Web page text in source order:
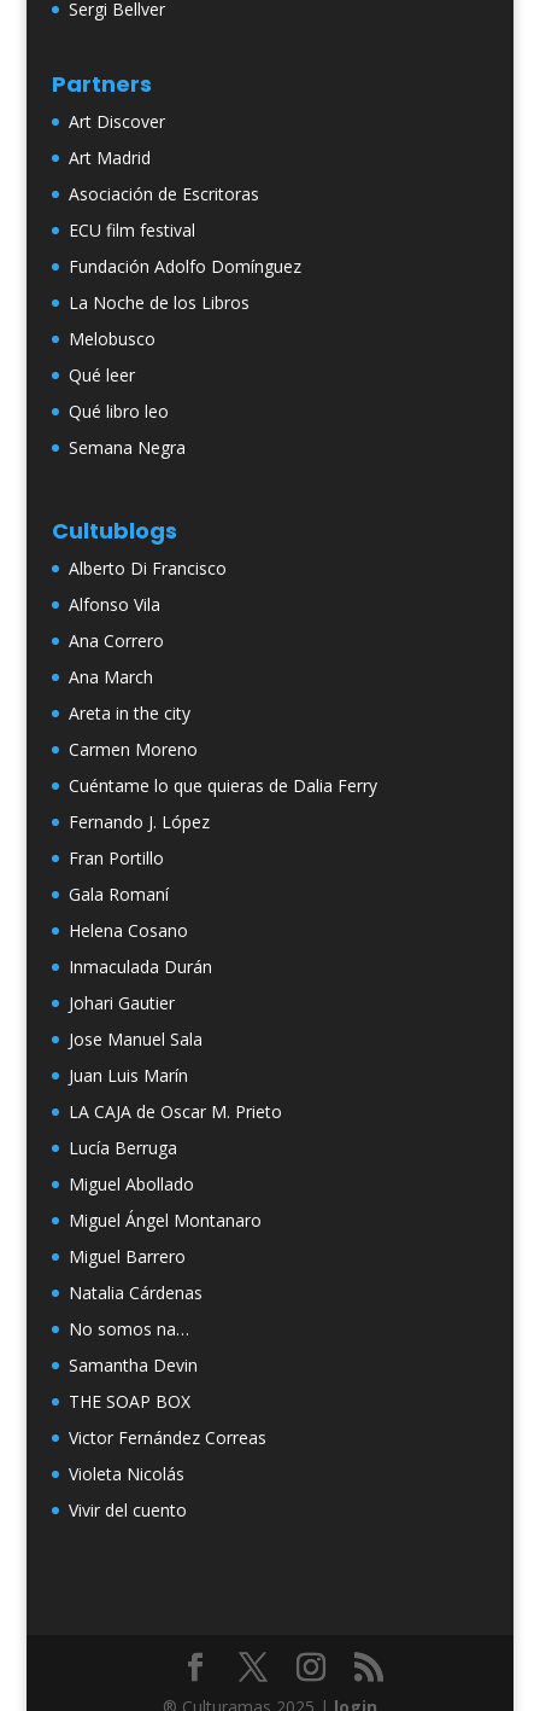
Sergi Bellver
Partners
Art Discover
Art Madrid
Asociación de Escritoras
ECU film festival
Fundación Adolfo Domínguez
La Noche de los Libros
Melobusco
Qué leer
Qué libro leo
Semana Negra
Cultublogs
Alberto Di Francisco
Alfonso Vila
Ana Correro
Ana March
Areta in the city
Carmen Moreno
Cuéntame lo que quieras de Dalia Ferry
Fernando J. López
Fran Portillo
Gala Romaní
Helena Cosano
Inmaculada Durán
Johari Gautier
Jose Manuel Sala
Juan Luis Marín
LA CAJA de Oscar M. Prieto
Lucía Berruga
Miguel Abollado
Miguel Ángel Montanaro
Miguel Barrero
Natalia Cárdenas
No somos na…
Samantha Devin
THE SOAP BOX
Victor Fernández Correas
Violeta Nicolás
Vivir del cuento